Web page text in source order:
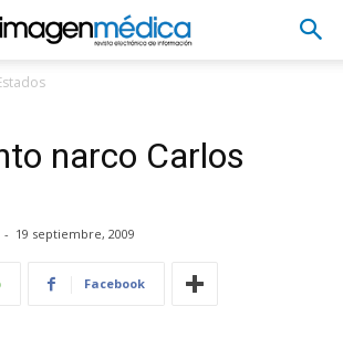
narco Carlos
- 19 septiembre, 2009
Facebook